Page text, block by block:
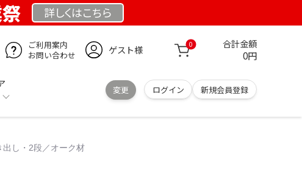
詳しくはこちら
ご利用案内
お問い合わせ
ゲスト様 0 合計金額
0円
変更 ログイン 新規会員登録
出し・2段／オーク材